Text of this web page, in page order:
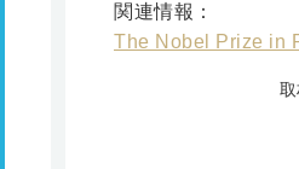
関連情報：
The Nobel Prize in
取